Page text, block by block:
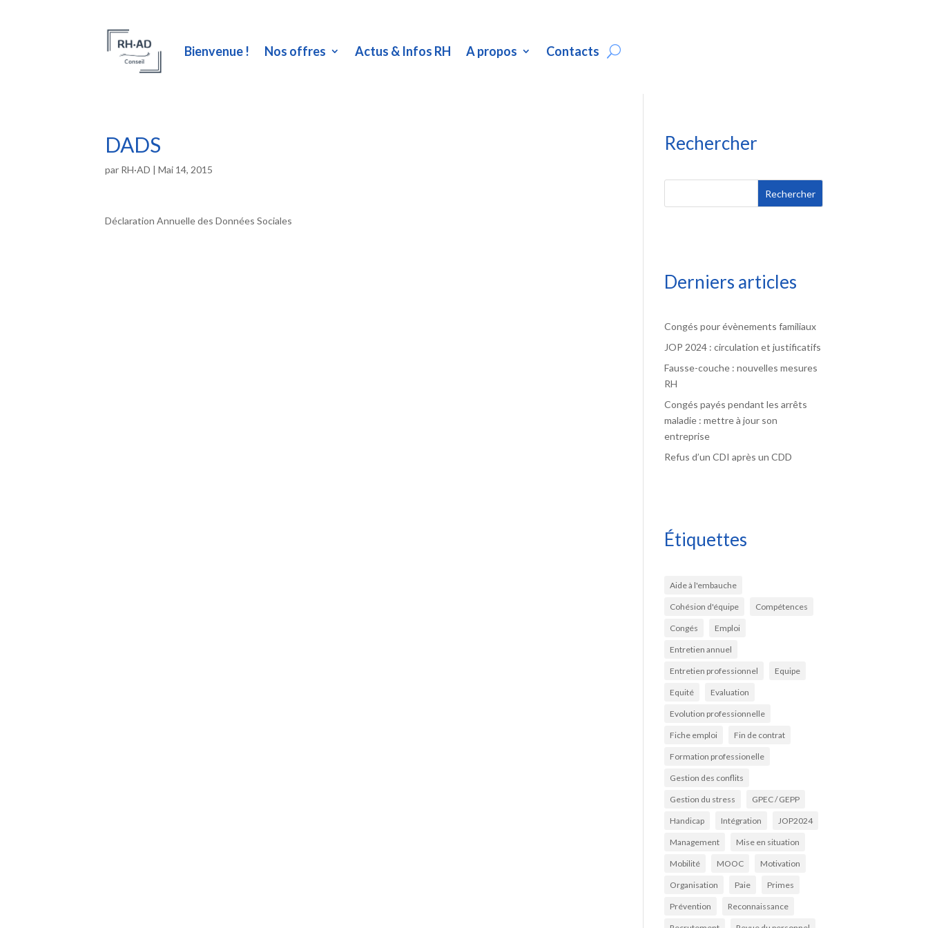
Bienvenue ! Nos offres Actus & Infos RH A propos Contacts
DADS
par RH·AD | Mai 14, 2015
Déclaration Annuelle des Données Sociales
Rechercher
Rechercher
Derniers articles
Congés pour évènements familiaux
JOP 2024 : circulation et justificatifs
Fausse-couche : nouvelles mesures
RH
Congés payés pendant les arrêts
maladie : mettre à jour son
entreprise
Refus d’un CDI après un CDD
Étiquettes
Aide à l'embauche
Cohésion d'équipe Compétences
Congés Emploi
Entretien annuel
Entretien professionnel Equipe
Equité Evaluation
Evolution professionnelle
Fiche emploi Fin de contrat
Formation professionelle
Gestion des conflits
Gestion du stress GPEC / GEPP
Handicap Intégration JOP2024
Management Mise en situation
Mobilité MOOC Motivation
Organisation Paie Primes
Prévention Reconnaissance